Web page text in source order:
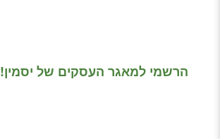
הרשמי למאגר העסקים של יסמין!